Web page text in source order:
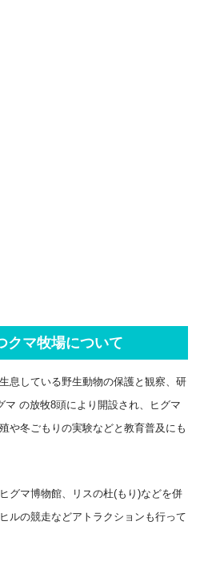
クマ牧場について
息している野生動物の保護と観察、研
マ の放牧8頭により開設され、ヒグマ
や冬ごもりの実験などと教育普及にも
グマ博物館、リスの杜(もり)などを併
ルの競走などアトラクションも行って